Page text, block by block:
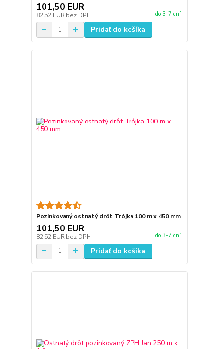
101,50 EUR
82,52 EUR bez DPH do 3-7 dní
Pridať do košíka
Pozinkovaný ostnatý drôt Trójka 100 m x 450 mm
101,50 EUR
82,52 EUR bez DPH do 3-7 dní
Pridať do košíka